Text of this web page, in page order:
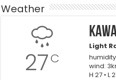
Weather
27C
Light
wind:
H 27 • L